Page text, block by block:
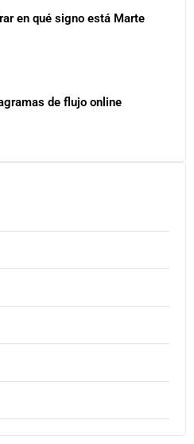
en qué signo está Marte
de flujo online